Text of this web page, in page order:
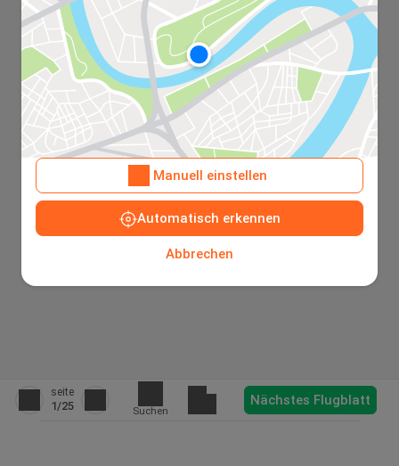
Manuell einstellen
Automatisch erkennen
Abbrechen
seite
1/25 Suchen
Nächstes Flugblatt